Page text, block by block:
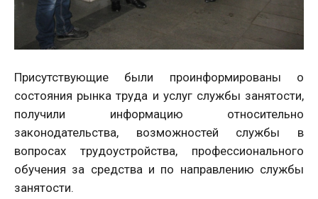
Присутствующие были проинформированы о
состояния рынка труда и услуг службы занятости,
получили информацию относительно
законодательства, возможностей службы в
вопросах трудоустройства, профессионального
обучения за средства и по направлению службы
занятости.